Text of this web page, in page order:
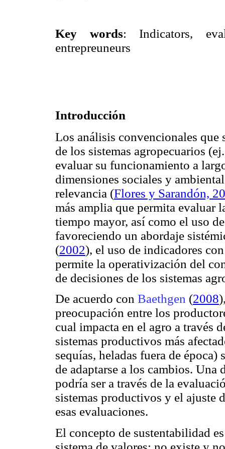
Key words: Indicators,
entrepreuneurs
Introducción
Los análisis convencionales que
de los sistemas agropecuarios
evaluar su funcionamiento a
dimensiones sociales y
relevancia (Flores y Sarandón,
más amplia que permita evaluar
tiempo mayor, así como el uso
favoreciendo un abordaje
(2002), el uso de indicadores
permite la operativización del
de decisiones de los sistemas
De acuerdo con Baethgen (2008
preocupación entre los
cual impacta en el agro a través
sistemas productivos más
sequías, heladas fuera de
de adaptarse a los cambios. Una
podría ser a través de la
sistemas productivos y el ajuste
esas evaluaciones.
El concepto de sustentabilidad